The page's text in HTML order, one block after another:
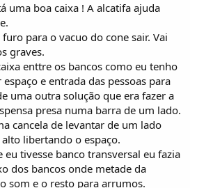
uma boa caixa ! A alcatifa ajuda
para o vacuo do cone sair. Vai
graves.
enttre os bancos como eu tenho
e entrada das pessoas para
uma outra solução que era fazer a
presa numa barra de um lado.
cancela de levantar de um lado
libertando o espaço.
eu tivesse banco transversal eu fazia
dos bancos onde metade da
som e o resto para arrumos.